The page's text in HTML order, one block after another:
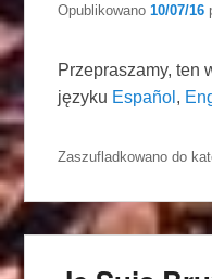
Opublikowano10/07/16
Przepraszamy, ten
języku Español ,
Zaszufladkowano do